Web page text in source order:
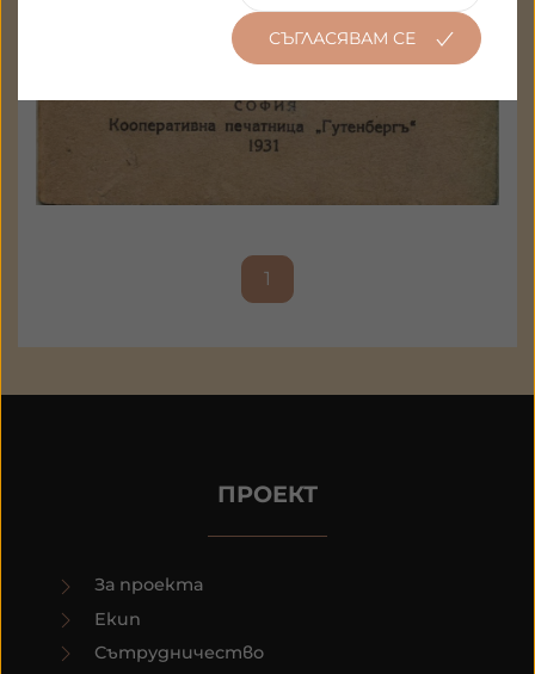
1
ПРОЕКТ
За проекта
Екип
Сътрудничество
СЪГЛАСЯВАМ СЕ